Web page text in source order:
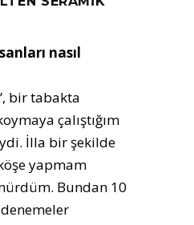
nasıl
bir tabakta
çalıştığım
İlla bir şekilde
yapmam
Bundan 10